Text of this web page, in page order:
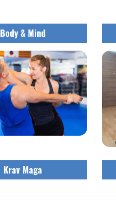
Body & Mind
Krav Maga